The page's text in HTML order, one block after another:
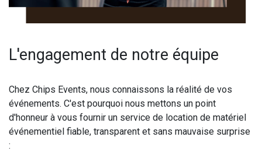
L'engagement de notre équipe
Chez Chips Events, nous connaissons la réalité de vos
événements. C'est pourquoi nous mettons un point
d'honneur à vous fournir un service de location de matériel
événementiel fiable, transparent et sans mauvaise surprise
: